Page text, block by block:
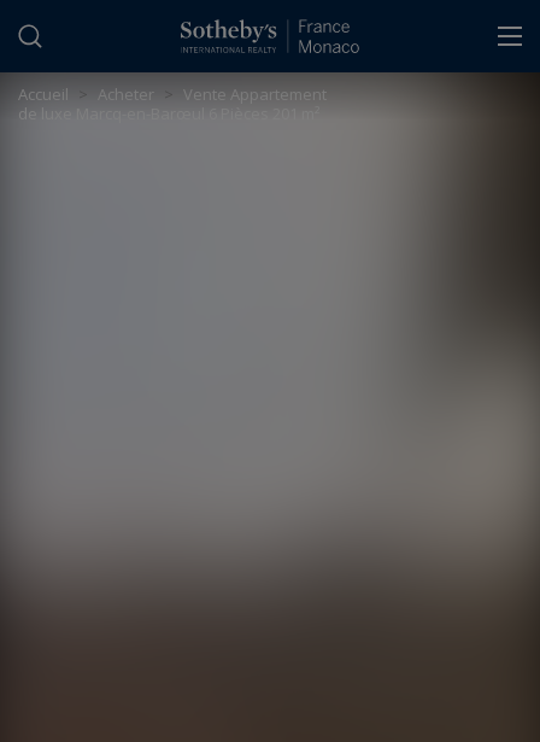
Accueil > Acheter > Vente Appartement
de luxe Marcq-en-Barœul 6 Pièces 201 m²